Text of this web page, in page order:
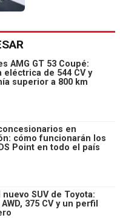
AMG GT 53 Coupé:
eléctrica de 544 CV y
superior a 800 km
en
cómo funcionarán los
Point en todo el país
SUV de Toyota:
375 CV y un perfil